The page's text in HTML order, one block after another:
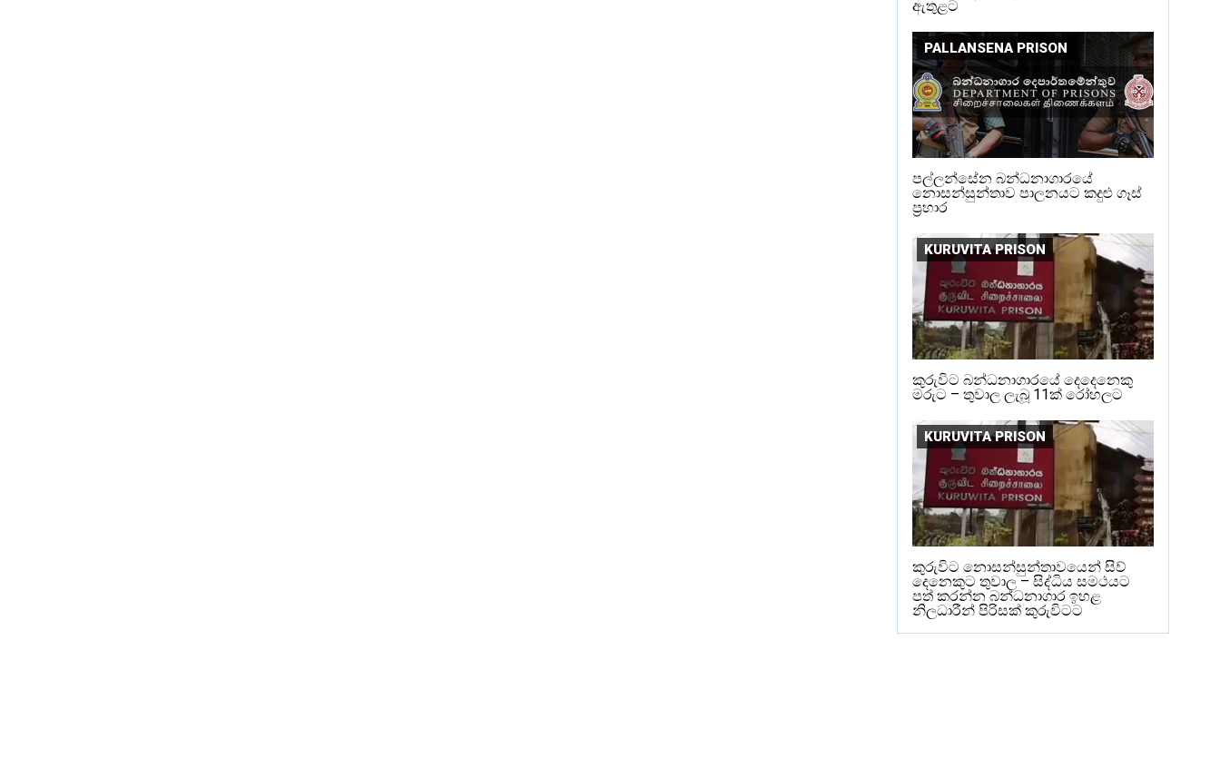
ඇතුළට
PALLANSENA PRISON
පල්ලන්සේන බන්ධනාගාරයේ
නොසන්සුන්තාව පාලනයට කදුළු ගෑස්
ප්‍රහාර
KURUVITA PRISON
කුරුවිට බන්ධනාගාරයේ දෙදෙනෙකු
මරුට – තුවාල ලැබූ 11ක් රෝහලට
KURUVITA PRISON
කුරුවිට නොසන්සුන්තාවයෙන් සිව්
දෙනෙකුට තුවාල – සිද්ධිය සමථයට
පත් කරන්න බන්ධනාගාර ඉහළ
නිලධාරීන් පිරිසක් කුරුවිටට